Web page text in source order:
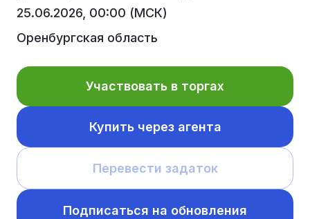
25.06.2026, 00:00 (МСК)
Оренбургская область
Участвовать в торгах
Купить через агента
Перевести задаток
Подписаться на обновления